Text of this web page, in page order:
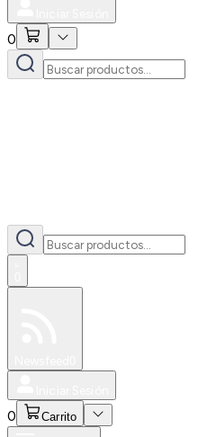
0
0 Carrito